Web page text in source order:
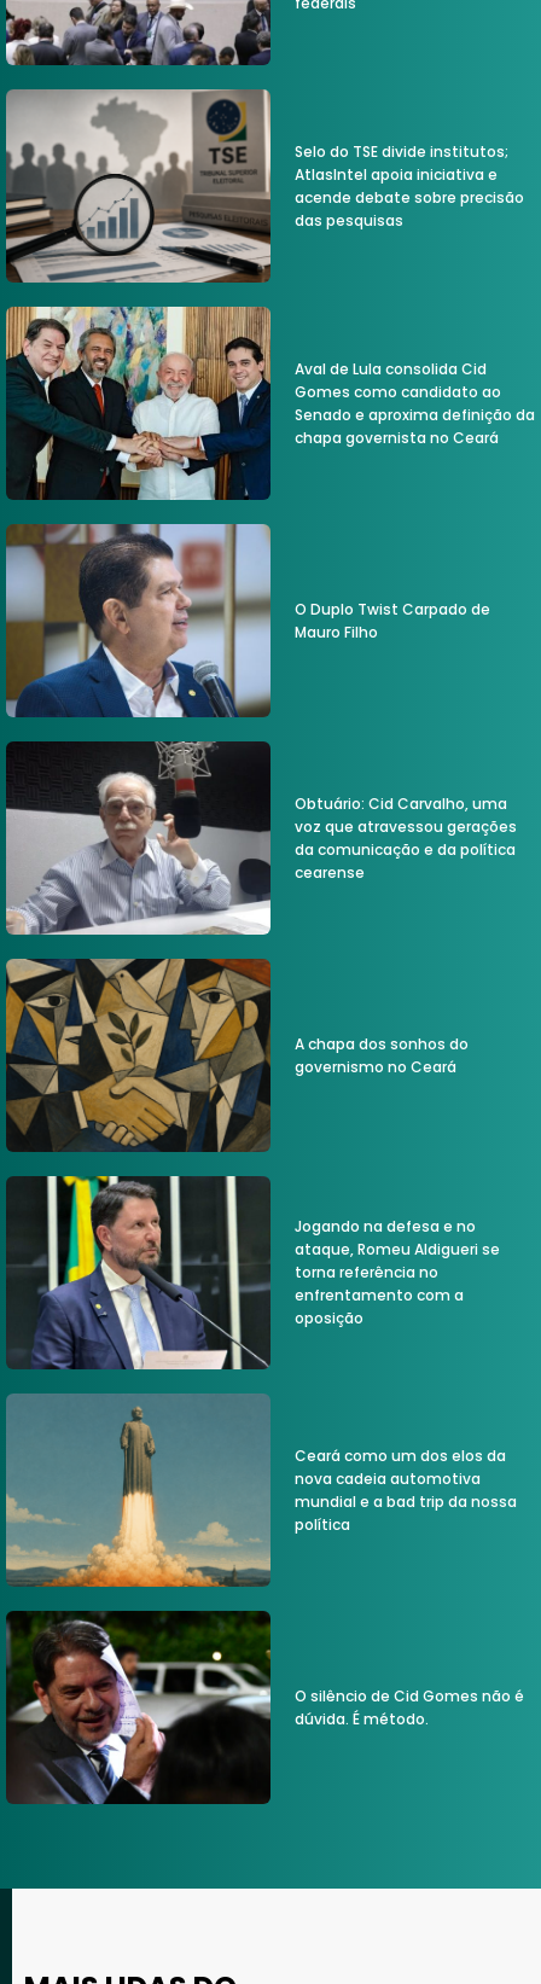
Selo do TSE divide institutos;
AtlasIntel apoia iniciativa e
acende debate sobre precisão
das pesquisas
Aval de Lula consolida Cid
Gomes como candidato ao
Senado e aproxima definição da
chapa governista no Ceará
O Duplo Twist Carpado de
Mauro Filho
Obtuário: Cid Carvalho, uma
voz que atravessou gerações
da comunicação e da política
cearense
A chapa dos sonhos do
governismo no Ceará
Jogando na defesa e no
ataque, Romeu Aldigueri se
torna referência no
enfrentamento com a
oposição
Ceará como um dos elos da
nova cadeia automotiva
mundial e a bad trip da nossa
política
O silêncio de Cid Gomes não é
dúvida. É método.